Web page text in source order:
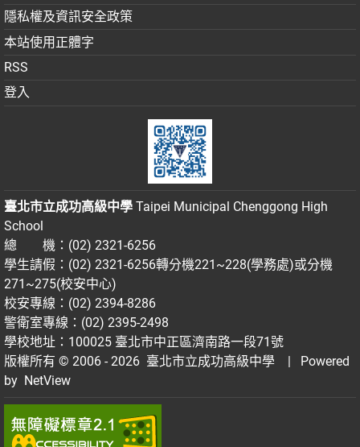
隱私權及資訊安全政策
本站使用正體字
RSS
登入
臺北市立成功高級中學 Taipei Municipal Chenggong High
School
總 機：(02) 2321-6256
學生請假：(02) 2321-6256轉分機221~228(學務處)或分機
271~275(校安中心)
校安專線：(02) 2394-8286
警衛室專線：(02) 2395-2498
學校地址：100025 臺北市中正區濟南路一段71號
版權所有 © 2006 - 2026 臺北市立成功高級中學
| Powered
by NetView